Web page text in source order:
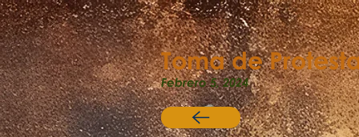
Toma de
Febrero 5, 2024